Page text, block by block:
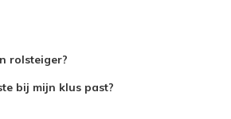
rolsteiger?
bij mijn klus past?